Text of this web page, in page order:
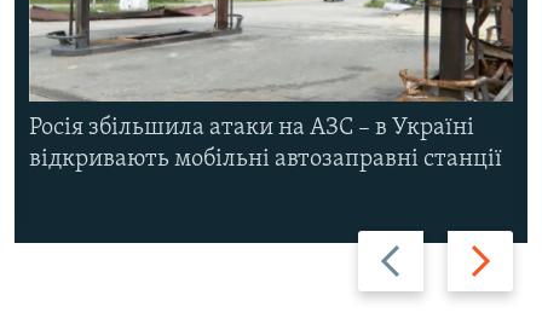
Назад Вперед
Росія збільшила атаки на АЗС – в Україні
відкривають мобільні автозаправні станції